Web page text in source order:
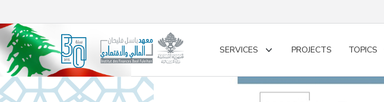
SERVICES
Toggle
PROJECTS TOPICS